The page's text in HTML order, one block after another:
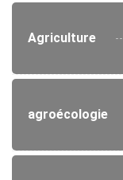
Agriculture
agroécologie